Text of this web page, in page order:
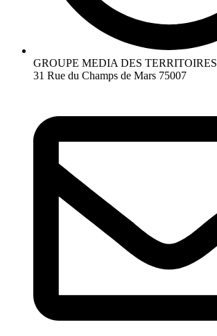
GROUPE MEDIA DES TERRITOIRES
31 Rue du Champs de Mars 75007